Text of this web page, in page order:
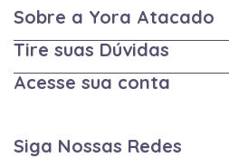
Sobre a Yora Atacado
Tire suas Dúvidas
Acesse sua conta
Siga Nossas Redes